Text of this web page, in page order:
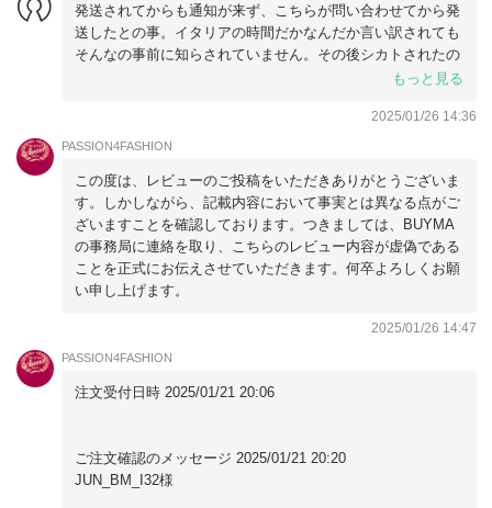
発送されてからも通知が来ず、こちらが問い合わせてから発
送したとの事。イタリアの時間だかなんだか言い訳されても
そんなの事前に知らされていません。その後シカトされたの
到着までの時間は早かったです。商品は大事に包まれていま
したし。ただ他のレビューにもあった通り袋が丁寧に畳まれ
まぁ
もっと見る
2025/01/26 14:36
PASSION4FASHION
この度は、レビューのご投稿をいただきありがとうございま
す。しかしながら、記載内容において事実とは異なる点がご
ざいますことを確認しております。つきましては、BUYMA
の事務局に連絡を取り、こちらのレビュー内容が虚偽である
ことを正式にお伝えさせていただきます。何卒よろしくお願
い申し上げます。
2025/01/26 14:47
PASSION4FASHION
注文受付日時 2025/01/21 20:06
ご注文確認のメッセージ 2025/01/21 20:20
JUN_BM_I32様